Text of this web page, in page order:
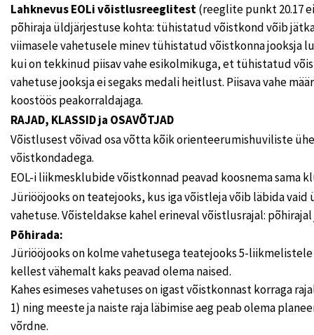
Lahknevus EOLi võistlusreeglitest(reeglite punkt 20.17
põhiraja üldjärjestuse kohta: tühistatud võistkond võib
viimasele vahetusele minev tühistatud võistkonna jooksja
kui on tekkinud piisav vahe esikolmikuga, et tühistatud
vahetuse jooksja ei segaks medali heitlust. Piisava vahe
koostöös peakorraldajaga.
RAJAD, KLASSID ja OSAVÕTJAD
Võistlusest võivad osa võtta kõik orienteerumishuviliste
võistkondadega.
EOL-i liikmesklubide võistkonnad peavad koosnema sama
Jüriööjooks on teatejooks, kus iga võistleja võib läbida vaid
vahetuse. Võisteldakse kahel erineval võistlusrajal:
Põhirada:
Jüriööjooks on kolme vahetusega teatejooks 5-
kellest vähemalt kaks peavad olema naised.
Kahes esimeses vahetuses on igast võistkonnast korraga
1) ning meeste ja naiste raja läbimise aeg peab olema
võrdne.